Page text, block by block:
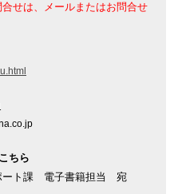
せは、メールまたはお問合せ
ちら
ート課 電子書籍担当 宛